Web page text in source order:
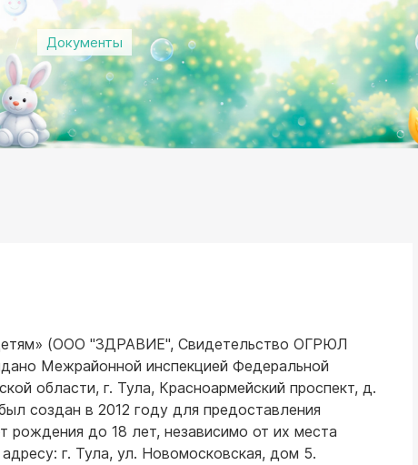
Документы
(ООО "ЗДРАВИЕ", Свидетельство ОГРЮЛ
Межрайонной инспекцией Федеральной
области, г. Тула, Красноармейский проспект, д.
создан в 2012 году для предоставления
рождения до 18 лет, независимо от их места
г. Тула, ул. Новомосковская, дом 5.